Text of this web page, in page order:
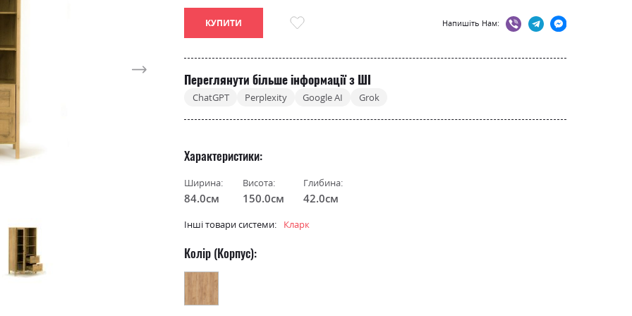
КУПИТИ Напишіть Нам:
Переглянути більше інформації з ШІ
ChatGPT Perplexity Google AI Grok
Характеристики
Ширина:
84.0см
Висота:
150.0см
Глибина:
42.0см
Інші товари системи: Кларк
Колір (Корпус):